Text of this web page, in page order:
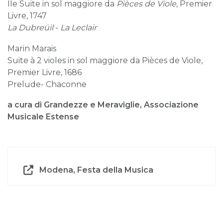
IIe Suite in sol maggiore da Pièces de Viole, Premier
Livre, 1747
La Dubreüil- La Leclair
Marin Marais
Suite à 2 violes in sol maggiore da Pièces de Viole,
Premier Livre, 1686
Prelude- Chaconne
a cura di Grandezze e Meraviglie, Associazione
Musicale Estense
Modena, Festa della Musica